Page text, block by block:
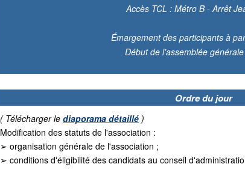
Accès TCL : Métro B - Arrêt
Émargement des participants à
Début de l'assemblée
Ordre du jour
( Télécharger le diaporama détaillé )
Modification des statuts de l'association :
➢ organisation générale de l'association ;
➢ conditions d'éligibilité des candidats au conseil